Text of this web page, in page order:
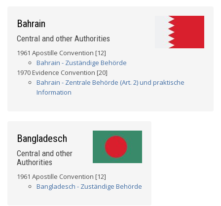
Bahrain
Central and other Authorities
1961 Apostille Convention [12]
Bahrain - Zuständige Behörde
1970 Evidence Convention [20]
Bahrain - Zentrale Behörde (Art. 2) und praktische
Information
Bangladesch
Central and other
Authorities
1961 Apostille Convention [12]
Bangladesch - Zuständige Behörde